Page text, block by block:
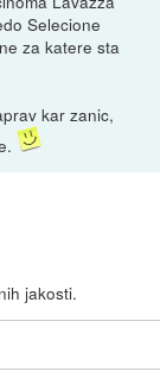
Selecione
za katere sta
kar zanic,
jakosti.